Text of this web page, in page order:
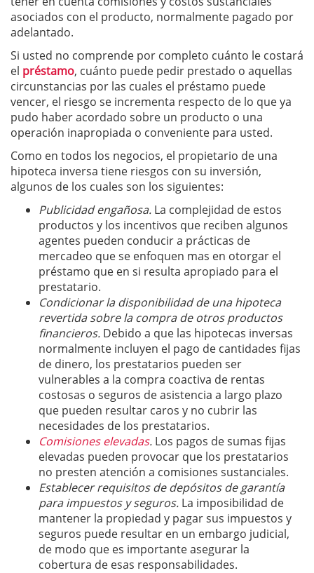
asociados con el producto, normalmente pagado por
adelantado.
Si usted no comprende por completo cuánto le costará
el préstamo, cuánto puede pedir prestado o aquellas
circunstancias por las cuales el préstamo puede
vencer, el riesgo se incrementa respecto de lo que ya
pudo haber acordado sobre un producto o una
operación inapropiada o conveniente para usted.
Como en todos los negocios, el propietario de una
hipoteca inversa tiene riesgos con su inversión,
algunos de los cuales son los siguientes:
Publicidad engañosa. La complejidad de estos
productos y los incentivos que reciben algunos
agentes pueden conducir a prácticas de
mercadeo que se enfoquen mas en otorgar el
préstamo que en si resulta apropiado para el
prestatario.
Condicionar la disponibilidad de una hipoteca
revertida sobre la compra de otros productos
financieros. Debido a que las hipotecas inversas
normalmente incluyen el pago de cantidades fijas
de dinero, los prestatarios pueden ser
vulnerables a la compra coactiva de rentas
costosas o seguros de asistencia a largo plazo
que pueden resultar caros y no cubrir las
necesidades de los prestatarios.
Comisiones elevadas. Los pagos de sumas fijas
elevadas pueden provocar que los prestatarios
no presten atención a comisiones sustanciales.
Establecer requisitos de depósitos de garantía
para impuestos y seguros. La imposibilidad de
mantener la propiedad y pagar sus impuestos y
seguros puede resultar en un embargo judicial,
de modo que es importante asegurar la
cobertura de esas responsabilidades.